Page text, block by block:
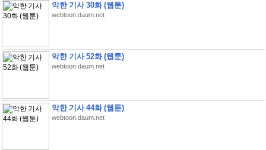
악한 기사 30화 (웹툰)
webtoon.daum.net
악한 기사 52화 (웹툰)
webtoon.daum.net
악한 기사 44화 (웹툰)
webtoon.daum.net